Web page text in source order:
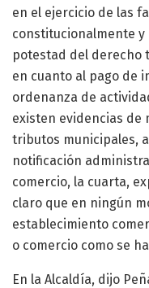
en el ejercicio de las
constitucionalmente y
potestad del derecho
en cuanto al pago de
ordenanza de
existen evidencias de
tributos municipales,
notificación
comercio, la cuarta,
claro que en ningún
establecimiento
o comercio como se
En la Alcaldía, dijo